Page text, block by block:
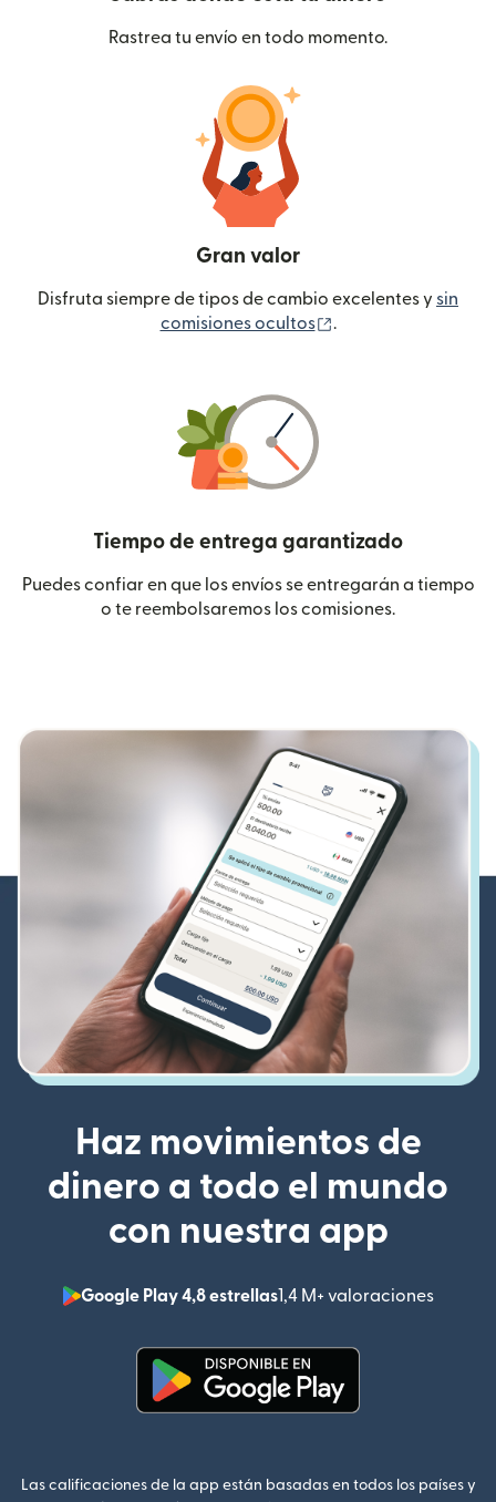
Rastrea tu envío en todo momento.
Gran valor
Disfruta siempre de tipos de cambio excelentes y sin
comisiones ocultos
.
Tiempo de entrega garantizado
Puedes confiar en que los envíos se entregarán a tiempo
o te reembolsaremos los comisiones.
Haz movimientos de
dinero a todo el mundo
con nuestra app
Google Play 4,8 estrellas1,4 M+ valoraciones
(se
Las calificaciones de la app están basadas en todos los países y